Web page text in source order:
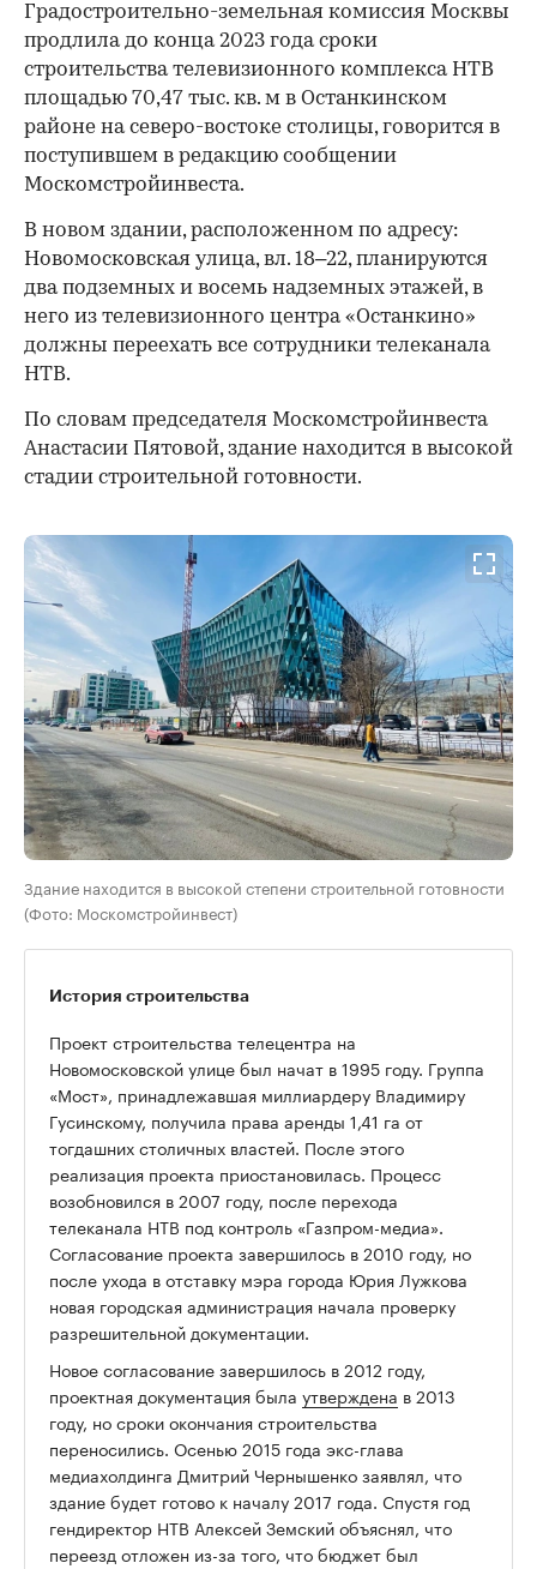
Градостроительно-земельная комиссия Москвы
продлила до конца 2023 года сроки
строительства телевизионного комплекса НТВ
площадью 70,47 тыс. кв. м в Останкинском
районе на северо-востоке столицы, говорится в
поступившем в редакцию сообщении
Москомстройинвеста.
В новом здании, расположенном по адресу:
Новомосковская улица, вл. 18–22, планируются
два подземных и восемь надземных этажей, в
него из телевизионного центра «Останкино»
должны переехать все сотрудники телеканала
НТВ.
По словам председателя Москомстройинвеста
Анастасии Пятовой, здание находится в высокой
стадии строительной готовности.
00:00 / 00:00
Здание находится в высокой степени строительной готовности
(Фото: Москомстройинвест)
История строительства
Проект строительства телецентра на
Новомосковской улице был начат в 1995 году. Группа
«Мост», принадлежавшая миллиардеру Владимиру
Гусинскому, получила права аренды 1,41 га от
тогдашних столичных властей. После этого
реализация проекта приостановилась. Процесс
возобновился в 2007 году, после перехода
телеканала НТВ под контроль «Газпром-медиа».
Согласование проекта завершилось в 2010 году, но
после ухода в отставку мэра города Юрия Лужкова
новая городская администрация начала проверку
разрешительной документации.
Новое согласование завершилось в 2012 году,
проектная документация была утверждена в 2013
году, но сроки окончания строительства
переносились. Осенью 2015 года экс-глава
медиахолдинга Дмитрий Чернышенко заявлял, что
здание будет готово к началу 2017 года. Спустя год
гендиректор НТВ Алексей Земский объяснял, что
переезд отложен из-за того, что бюджет был